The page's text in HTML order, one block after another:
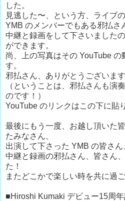
した。
見逃した〜、という方、ライブ
YMB のメンバーでもある邪払さ
中継と録画をして下さいました
ができます。
尚、上の写真はその YouTube
す。
邪払さん、ありがとうございます
（ということは、邪払さんも演
のです！）
YouTube のリンクはこの下に貼
最後にもう一度、お越し頂いた
たみなさん、
出演して下さった YMB の皆さん
中継と録画の邪払さん、皆さん
た！
またどこかで楽しい時を共に過
■Hiroshi Kumaki デビュー15周